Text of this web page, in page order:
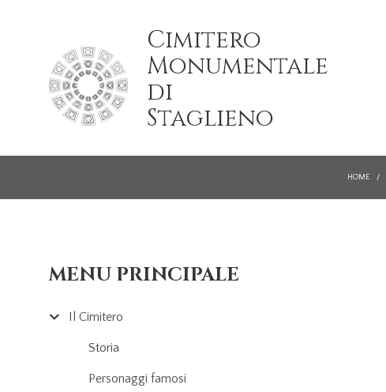
Cimitero
Monumentale
di
Staglieno
HOME /
MENU PRINCIPALE
Il Cimitero
Storia
Personaggi famosi